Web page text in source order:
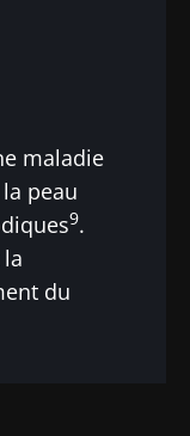
maladie
peau
9.
du